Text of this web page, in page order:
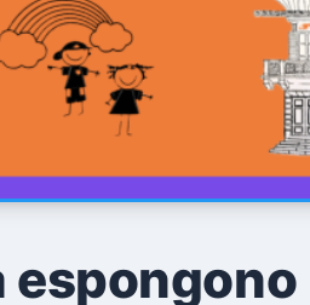
espongono